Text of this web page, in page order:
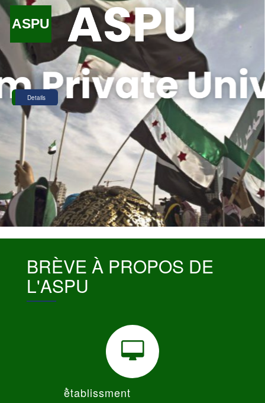
Details
BRÈVE À PROPOS DE
L'ASPU
ُétablissment